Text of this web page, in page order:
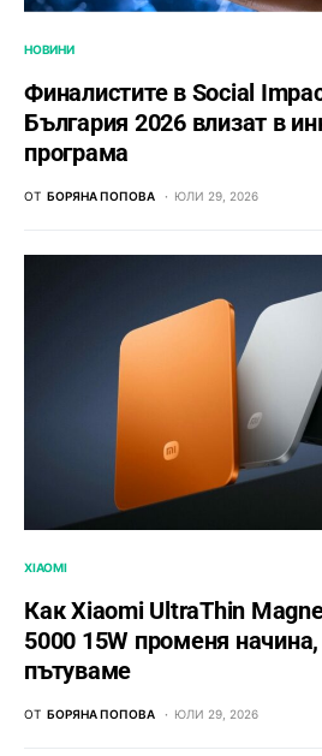
НОВИНИ
Финалистите в Social
България 2026 влизат в
програма
ОТ БОРЯНА ПОПОВА ЮЛИ 29, 2026
XIAOMI
Как Xiaomi UltraThin
5000 15W променя
пътуваме
ОТ БОРЯНА ПОПОВА ЮЛИ 29, 2026